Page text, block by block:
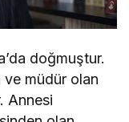
doğmuştur.
ve müdür olan
Annesi